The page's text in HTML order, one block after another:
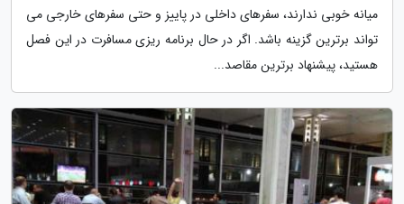
میانه خوبی ندارند، سفرهای داخلی در پاییز و حتی سفرهای خارجی می
تواند برترین گزینه باشد. اگر در حال برنامه ریزی مسافرت در این فصل
هستید، پیشنهاد برترین مقاصد...